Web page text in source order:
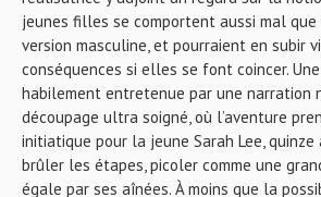
jeunes filles se comportent aussi mal
version masculine, et pourraient en subir
conséquences si elles se font coincer.
habilement entretenue par une narration
découpage ultra soigné, où l’aventure
initiatique pour la jeune Sarah Lee, quinze
brûler les étapes, picoler comme une
égale par ses aînées. À moins que la